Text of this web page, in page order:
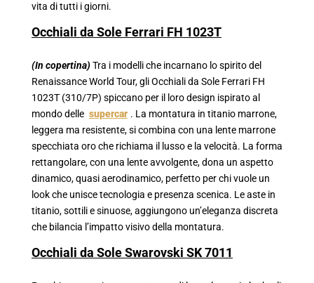
vita di tutti i giorni.
Occhiali da Sole Ferrari FH 1023T
(In copertina) Tra i modelli che incarnano lo spirito del
Renaissance World Tour, gli Occhiali da Sole Ferrari FH
1023T (310/7P) spiccano per il loro design ispirato al
mondo delle supercar . La montatura in titanio marrone,
leggera ma resistente, si combina con una lente marrone
specchiata oro che richiama il lusso e la velocità. La forma
rettangolare, con una lente avvolgente, dona un aspetto
dinamico, quasi aerodinamico, perfetto per chi vuole un
look che unisce tecnologia e presenza scenica. Le aste in
titanio, sottili e sinuose, aggiungono un’eleganza discreta
che bilancia l’impatto visivo della montatura.
Occhiali da Sole Swarovski SK 7011